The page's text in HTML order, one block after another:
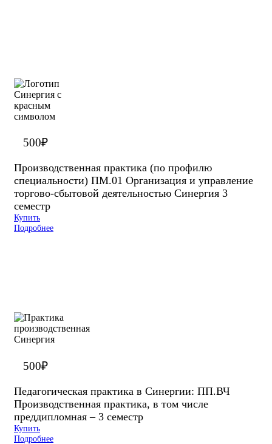
500₽
Производственная практика (по профилю
специальности) ПМ.01 Организация и управление
торгово-сбытовой деятельностью Синергия 3
семестр
Купить
Подробнее
500₽
Педагогическая практика в Синергии: ПП.ВЧ
Производственная практика, в том числе
преддипломная – 3 семестр
Купить
Подробнее